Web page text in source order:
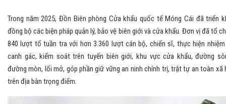
Trong năm 2025, Đồn Biên phòng Cửa khẩu quốc tế Móng Cái đã triển
đồng bộ các biện pháp quản lý, bảo vệ biên giới và cửa khẩu. Đơn vị đã tổ
840 lượt tổ tuần tra với hơn 3.360 lượt cán bộ, chiến sĩ, thực hiện nhiệm
canh gác, kiểm soát trên tuyến biên giới, khu vực cửa khẩu, đường
đường mòn, lối mở, góp phần giữ vững an ninh chính trị, trật tự an toàn xã
trên địa bàn trọng điểm.